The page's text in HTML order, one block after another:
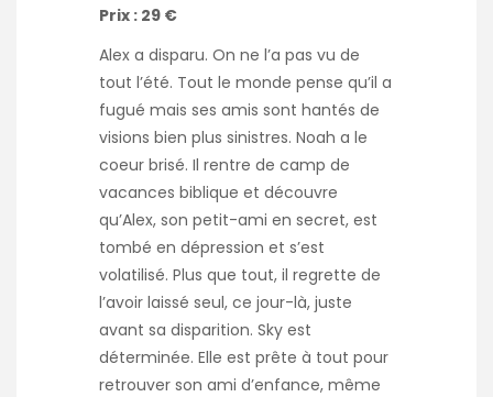
Prix : 29 €
Alex a disparu. On ne l’a pas vu de
tout l’été. Tout le monde pense qu’il a
fugué mais ses amis sont hantés de
visions bien plus sinistres. Noah a le
coeur brisé. Il rentre de camp de
vacances biblique et découvre
qu’Alex, son petit-ami en secret, est
tombé en dépression et s’est
volatilisé. Plus que tout, il regrette de
l’avoir laissé seul, ce jour-là, juste
avant sa disparition. Sky est
déterminée. Elle est prête à tout pour
retrouver son ami d’enfance, même